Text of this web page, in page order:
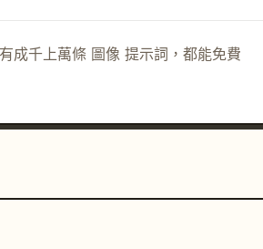
成千上萬條 圖像 提示詞，都能免費